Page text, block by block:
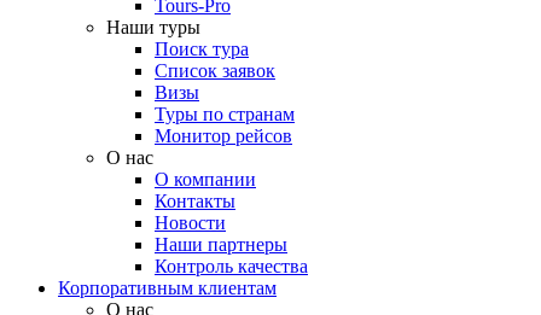
Tours-Pro
Наши туры
Поиск тура
Список заявок
Визы
Туры по странам
Монитор рейсов
О нас
О компании
Контакты
Новости
Наши партнеры
Контроль качества
Корпоративным клиентам
О нас